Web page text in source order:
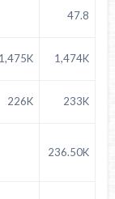
47.8
1,475K 1,474K
226K 233K
236.50K